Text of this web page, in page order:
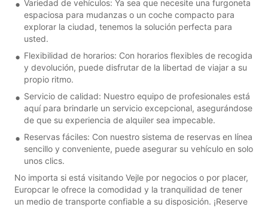
Variedad de vehículos: Ya sea que necesite una furgoneta
espaciosa para mudanzas o un coche compacto para
explorar la ciudad, tenemos la solución perfecta para
usted.
Flexibilidad de horarios: Con horarios flexibles de recogida
y devolución, puede disfrutar de la libertad de viajar a su
propio ritmo.
Servicio de calidad: Nuestro equipo de profesionales está
aquí para brindarle un servicio excepcional, asegurándose
de que su experiencia de alquiler sea impecable.
Reservas fáciles: Con nuestro sistema de reservas en línea
sencillo y conveniente, puede asegurar su vehículo en solo
unos clics.
No importa si está visitando Vejle por negocios o por placer,
Europcar le ofrece la comodidad y la tranquilidad de tener
un medio de transporte confiable a su disposición. ¡Reserve